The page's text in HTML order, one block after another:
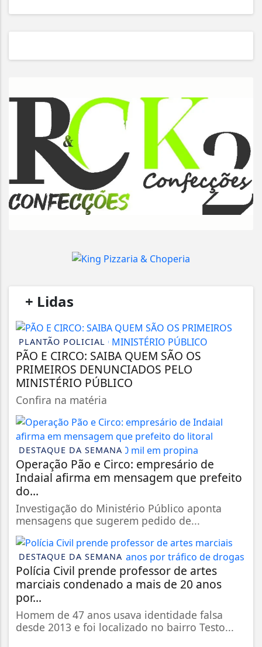
+ Lidas
PLANTÃO POLICIAL
PÃO E CIRCO: SAIBA QUEM SÃO OS
PRIMEIROS DENUNCIADOS PELO
MINISTÉRIO PÚBLICO
Confira na matéria
DESTAQUE DA SEMANA
Operação Pão e Circo: empresário de
Indaial afirma em mensagem que prefeito
do...
Investigação do Ministério Público aponta
mensagens que sugerem pedido de...
DESTAQUE DA SEMANA
Polícia Civil prende professor de artes
marciais condenado a mais de 20 anos
por...
Homem de 47 anos usava identidade falsa
desde 2013 e foi localizado no bairro Testo...